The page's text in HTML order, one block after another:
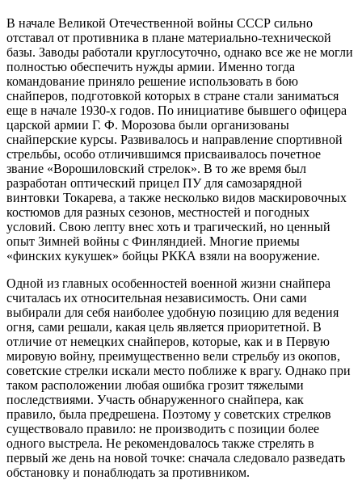
В начале Великой Отечественной войны СССР сильно
отставал от противника в плане материально-технической
базы. Заводы работали круглосуточно, однако все же не могли
полностью обеспечить нужды армии. Именно тогда
командование приняло решение использовать в бою
снайперов, подготовкой которых в стране стали заниматься
еще в начале 1930-х годов. По инициативе бывшего офицера
царской армии Г. Ф. Морозова были организованы
снайперские курсы. Развивалось и направление спортивной
стрельбы, особо отличившимся присваивалось почетное
звание «Ворошиловский стрелок». В то же время был
разработан оптический прицел ПУ для самозарядной
винтовки Токарева, а также несколько видов маскировочных
костюмов для разных сезонов, местностей и погодных
условий. Свою лепту внес хоть и трагический, но ценный
опыт Зимней войны с Финляндией. Многие приемы
«финских кукушек» бойцы РККА взяли на вооружение.
Одной из главных особенностей военной жизни снайпера
считалась их относительная независимость. Они сами
выбирали для себя наиболее удобную позицию для ведения
огня, сами решали, какая цель является приоритетной. В
отличие от немецких снайперов, которые, как и в Первую
мировую войну, преимущественно вели стрельбу из окопов,
советские стрелки искали место поближе к врагу. Однако при
таком расположении любая ошибка грозит тяжелыми
последствиями. Участь обнаруженного снайпера, как
правило, была предрешена. Поэтому у советских стрелков
существовало правило: не производить с позиции более
одного выстрела. Не рекомендовалось также стрелять в
первый же день на новой точке: сначала следовало разведать
обстановку и понаблюдать за противником.